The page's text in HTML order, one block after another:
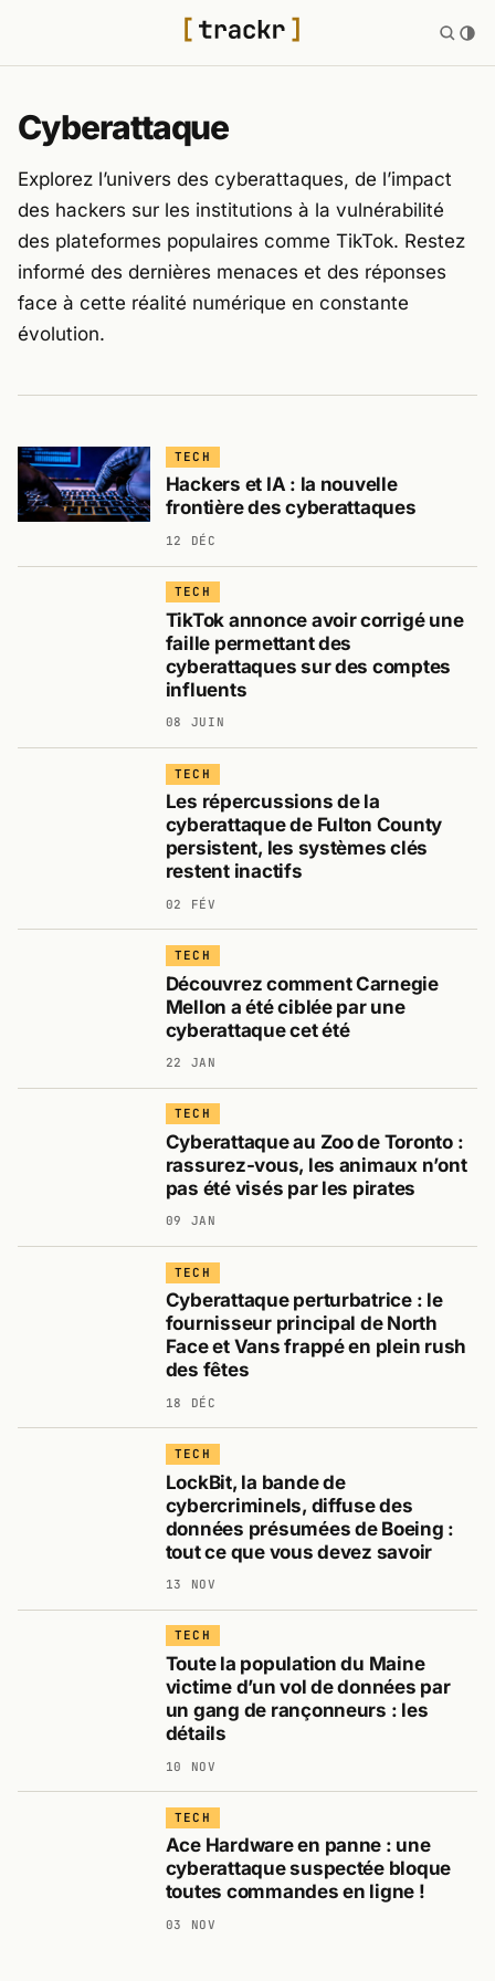
Cyberattaque
Explorez l’univers des cyberattaques, de l’impact
des hackers sur les institutions à la vulnérabilité
des plateformes populaires comme TikTok. Restez
informé des dernières menaces et des réponses
face à cette réalité numérique en constante
évolution.
TECH
Hackers et IA : la nouvelle
frontière des cyberattaques
12 DÉC
TECH
TikTok annonce avoir corrigé une
faille permettant des
cyberattaques sur des comptes
influents
08 JUIN
TECH
Les répercussions de la
cyberattaque de Fulton County
persistent, les systèmes clés
restent inactifs
02 FÉV
TECH
Découvrez comment Carnegie
Mellon a été ciblée par une
cyberattaque cet été
22 JAN
TECH
Cyberattaque au Zoo de Toronto :
rassurez-vous, les animaux n’ont
pas été visés par les pirates
09 JAN
TECH
Cyberattaque perturbatrice : le
fournisseur principal de North
Face et Vans frappé en plein rush
des fêtes
18 DÉC
TECH
LockBit, la bande de
cybercriminels, diffuse des
données présumées de Boeing :
tout ce que vous devez savoir
13 NOV
TECH
Toute la population du Maine
victime d’un vol de données par
un gang de rançonneurs : les
détails
10 NOV
TECH
Ace Hardware en panne : une
cyberattaque suspectée bloque
toutes commandes en ligne !
03 NOV